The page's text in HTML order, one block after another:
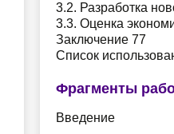
3.2. Разработка
3.3. Оценка
Заключение 77
Список
Фрагменты
Введение